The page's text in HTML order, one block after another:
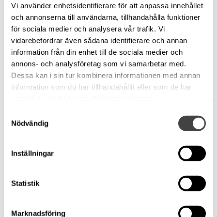
Vi använder enhetsidentifierare för att anpassa innehållet
och annonserna till användarna, tillhandahålla funktioner
för sociala medier och analysera vår trafik. Vi
vidarebefordrar även sådana identifierare och annan
information från din enhet till de sociala medier och
annons- och analysföretag som vi samarbetar med.
Dessa kan i sin tur kombinera informationen med annan
information som du har tillhandahållit eller som de har
Nödvändig
Inställningar
Statistik
Marknadsföring
framföring och navigering är automatiska trimplan,
active trim och dubbla 12" touchskärmar.
Maxad Axopar 28 Brabus AC med dubbla Mercury
200. Båten är fullproppad med utrustning bl.a.
Active trim
Automatiska trimplan
VHF
Färskvatten
Kapell för - samt akterdäck
Bord till hytt